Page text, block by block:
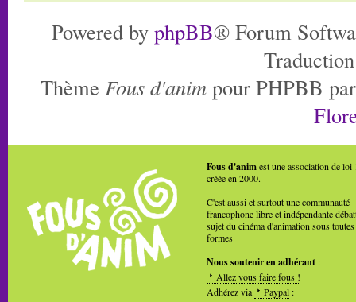
Powered by phpBB® Forum
Thème Fous d'anim pour PHPBB
Fous d'animest une association de loi
créée en 2000.
C'est aussi et surtout une communauté
francophone libre et indépendante
sujet du cinéma d'animation sous toutes
formes
Nous soutenir en adhérant :
Allez vous faire fous !
Adhérez via
Paypal :